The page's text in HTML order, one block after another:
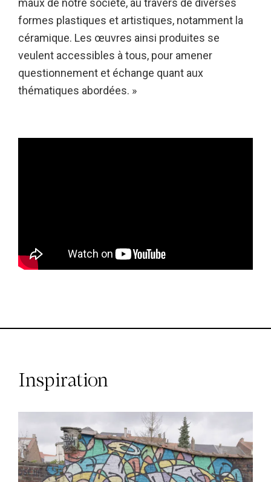
maux de notre société, au travers de diverses
formes plastiques et artistiques, notamment la
céramique. Les œuvres ainsi produites se
veulent accessibles à tous, pour amener
questionnement et échange quant aux
thématiques abordées. »
Inspiration